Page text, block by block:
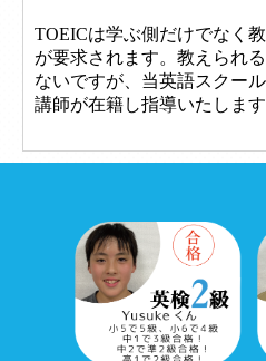
TOEICは学ぶ側だけでなく
が要求されます。教えられ
ないですが、当英語スクー
講師が在籍し指導いたします